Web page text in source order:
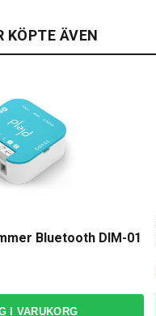
KÖPTE ÄVEN
Bluetooth DIM-01
I VARUKORG